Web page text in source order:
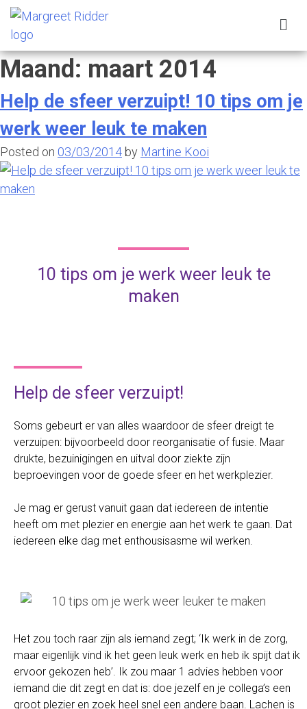
Maand: maart 2014
Help de sfeer verzuipt! 10 tips om je
werk weer leuk te maken
Posted on 03/03/2014 by Martine Kooi
10 tips om je werk weer leuk te
maken
Help de sfeer verzuipt!
Soms gebeurt er van alles waardoor de sfeer dreigt te
verzuipen: bijvoorbeeld door reorganisatie of fusie. Maar
drukte, bezuinigingen en uitval door ziekte zijn
beproevingen voor de goede sfeer en het werkplezier.
Je mag er gerust vanuit gaan dat iedereen de intentie
heeft om met plezier en energie aan het werk te gaan. Dat
iedereen elke dag met enthousisasme wil werken.
Het zou toch raar zijn als iemand zegt; ‘Ik werk in de zorg,
maar eigenlijk vind ik het geen leuk werk en heb ik spijt dat ik
ervoor gekozen heb’. Ik zou maar 1 advies hebben voor
iemand die dit zegt en dat is: doe jezelf en je collega’s een
groot plezier en zoek heel snel een andere baan. Lachen is